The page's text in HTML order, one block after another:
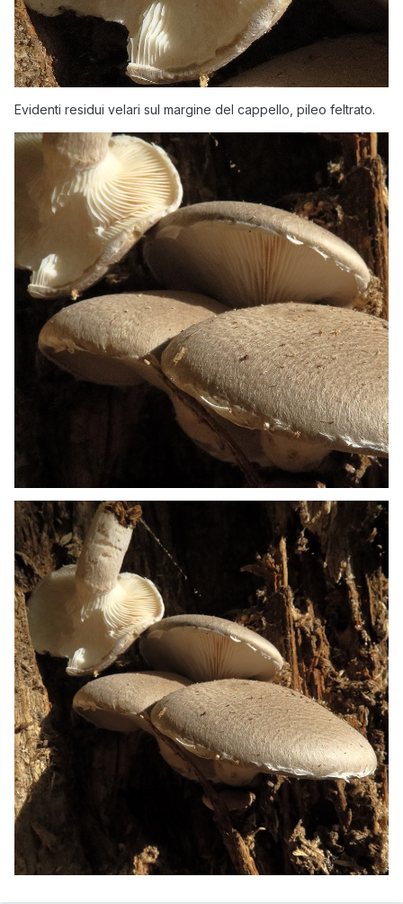
Evidenti residui velari sul margine del cappello, pileo feltrato.